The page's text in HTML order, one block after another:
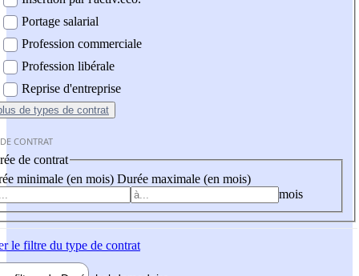
Portage salarial
Profession commerciale
Profession libérale
Reprise d'entreprise
de types de contrat
CONTRAT
de contrat
minimale (en mois) Durée maximale (en mois)
mois
le filtre du type de contrat